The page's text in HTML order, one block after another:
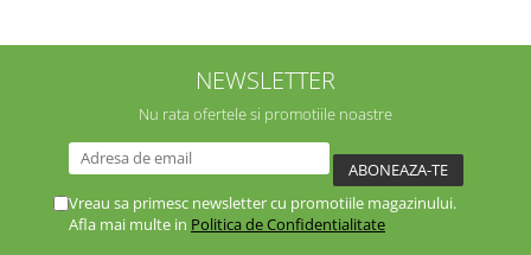
NEWSLETTER
Nu rata ofertele si promotiile noastre
Vreau sa primesc newsletter cu promotiile magazinului.
Afla mai multe in Politica de Confidentialitate